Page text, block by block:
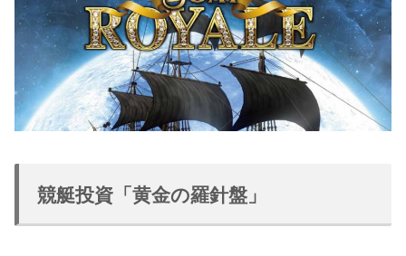
競艇投資「黄金の羅針盤」